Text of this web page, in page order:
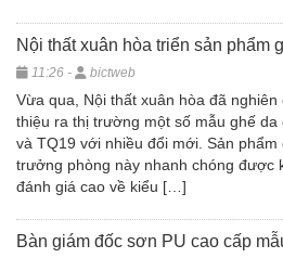
Nội thất xuân hòa triển sản phẩm
11:26 - bictweb
Vừa qua, Nội thất xuân hòa đã
thiệu ra thị trường một số mẫu ghế da
và TQ19 với nhiều đổi mới. Sản
trưởng phòng này nhanh chóng được
đánh giá cao về kiểu […]
Bàn giám đốc sơn PU cao cấp